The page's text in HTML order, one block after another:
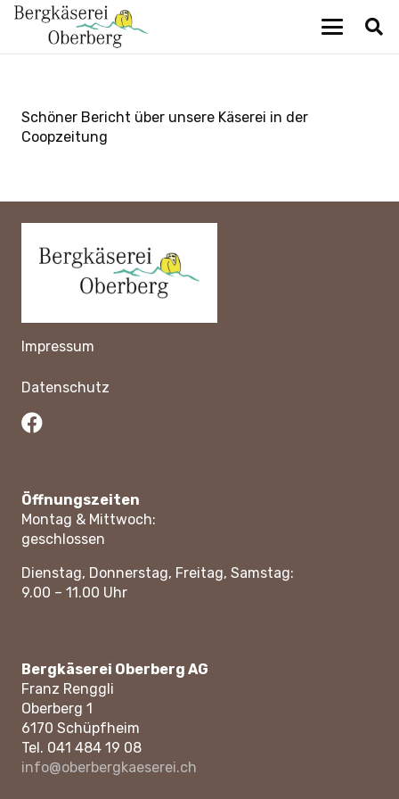
Schöner Bericht über unsere Käserei in der
Coopzeitung
Impressum
Datenschutz
Öffnungszeiten
Montag & Mittwoch:
geschlossen
Dienstag, Donnerstag, Freitag, Samstag:
9.00 – 11.00 Uhr
Bergkäserei Oberberg AG
Franz Renggli
Oberberg 1
6170 Schüpfheim
Tel. 041 484 19 08
info@oberbergkaeserei.ch